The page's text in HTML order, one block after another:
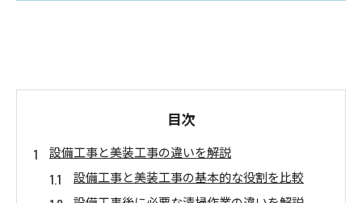
目次
設備工事と美装工事の違いを解説
設備工事と美装工事の基本的な役割を比較